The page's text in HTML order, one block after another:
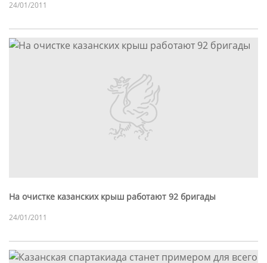
24/01/2011
На очистке казанских крыш работают 92 бригады
24/01/2011